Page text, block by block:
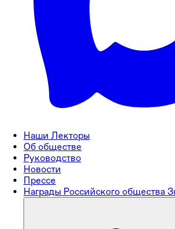
Наши Лекторы
Об обществе
Руководство
Новости
Прессе
Награды Российского общества